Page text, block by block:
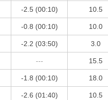
-2.5 (00:10) 10.5
-0.8 (00:10) 10.0
-2.2 (03:50) 3.0
--- 15.5
-1.8 (00:10) 18.0
-2.6 (01:40) 10.5